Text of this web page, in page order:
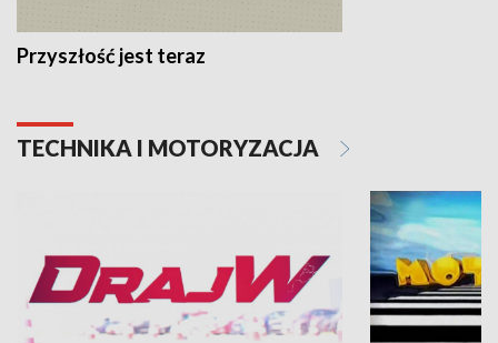
Przyszłość jest teraz
TECHNIKA I MOTORYZACJA